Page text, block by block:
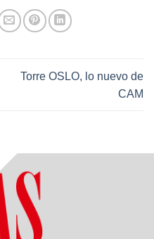
Torre OSLO, lo nuevo de
CAM